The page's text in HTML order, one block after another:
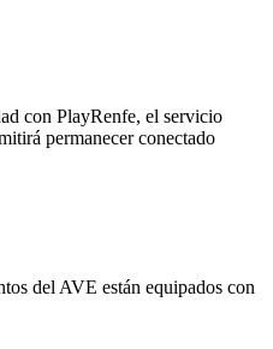
con PlayRenfe, el servicio
permanecer conectado
del AVE están equipados con